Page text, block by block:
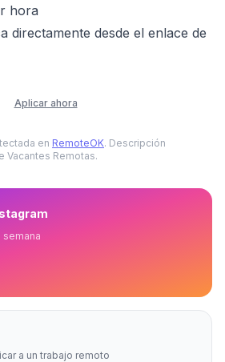
hora
directamente desde el enlace de
Aplicar ahora
en RemoteOK. Descripción
Vacantes Remotas.
semana
a un trabajo remoto